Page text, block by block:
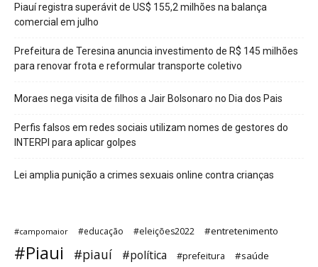
Piauí registra superávit de US$ 155,2 milhões na balança
comercial em julho
Prefeitura de Teresina anuncia investimento de R$ 145 milhões
para renovar frota e reformular transporte coletivo
Moraes nega visita de filhos a Jair Bolsonaro no Dia dos Pais
Perfis falsos em redes sociais utilizam nomes de gestores do
INTERPI para aplicar golpes
Lei amplia punição a crimes sexuais online contra crianças
#campomaior #educação #eleições2022 #entretenimento
#Piaui #piauí #política #prefeitura #saúde